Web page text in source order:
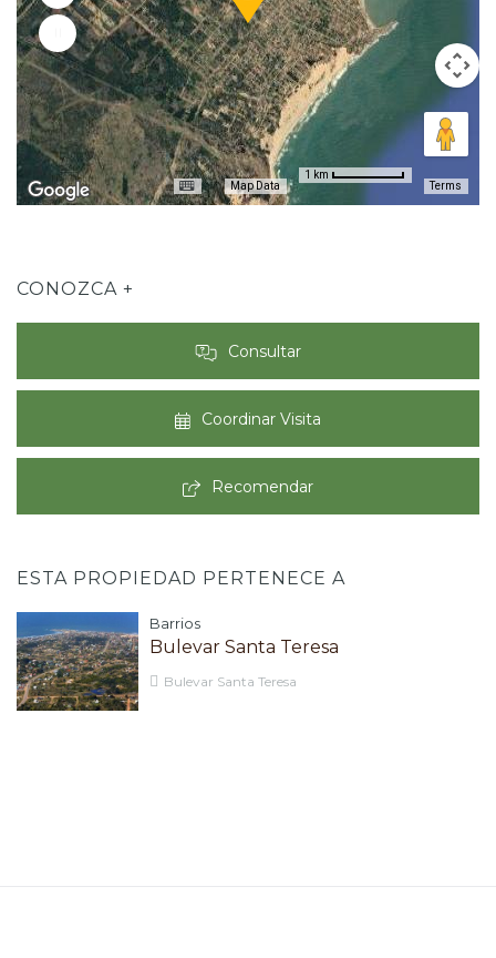
Map Data
1 km
Terms
CONOZCA +
Consultar
Coordinar Visita
Recomendar
ESTA PROPIEDAD PERTENECE A
Barrios
Bulevar Santa Teresa
Bulevar Santa Teresa